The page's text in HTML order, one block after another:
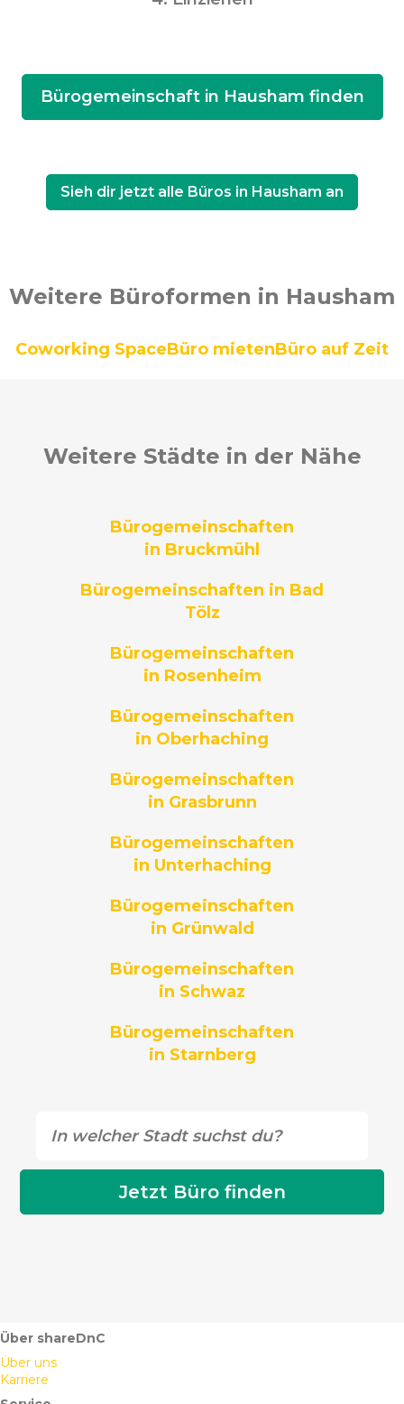
Bürogemeinschaft in Hausham finden
Sieh dir jetzt alle Büros in Hausham an
Weitere Büroformen in Hausham
Coworking SpaceBüro mietenBüro auf Zeit
Weitere Städte in der Nähe
Bürogemeinschaften
in Bruckmühl
Bürogemeinschaften in Bad
Tölz
Bürogemeinschaften
in Rosenheim
Bürogemeinschaften
in Oberhaching
Bürogemeinschaften
in Grasbrunn
Bürogemeinschaften
in Unterhaching
Bürogemeinschaften
in Grünwald
Bürogemeinschaften
in Schwaz
Bürogemeinschaften
in Starnberg
Über shareDnC
Über uns
Karriere